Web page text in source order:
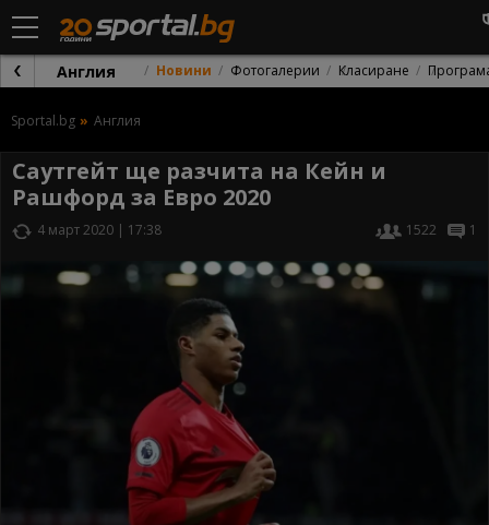
Англия Новини Фотогалерии Класиране
Sportal.bg Англия
Саутгейт ще разчита на Кейн и
Рашфорд за Евро 2020
4 март 2020 | 17:38 1522 1